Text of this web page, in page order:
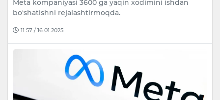
Meta kompaniyasi 3600 ga yaqin xodimini ishdan
bo‘shatishni rejalashtirmoqda.
11:57 / 16.01.2025